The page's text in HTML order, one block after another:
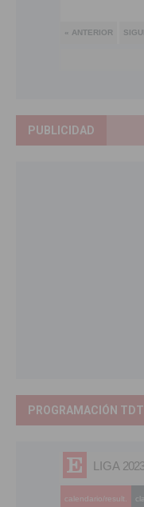
PUBLICIDAD
PROGRAMACIÓN TDT